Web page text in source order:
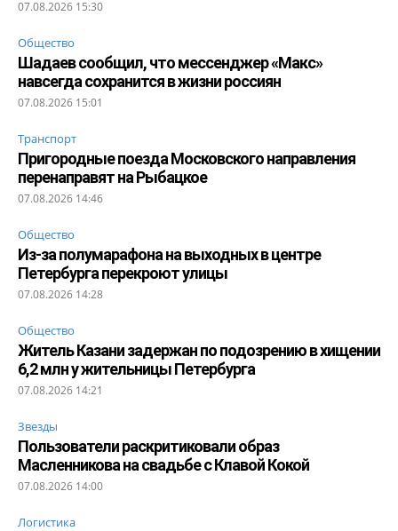
07.08.2026 15:30
Общество
Шадаев сообщил, что мессенджер «Макс»
навсегда сохранится в жизни россиян
07.08.2026 15:01
Транспорт
Пригородные поезда Московского направления
перенаправят на Рыбацкое
07.08.2026 14:46
Общество
Из-за полумарафона на выходных в центре
Петербурга перекроют улицы
07.08.2026 14:28
Общество
Житель Казани задержан по подозрению в хищении
6,2 млн у жительницы Петербурга
07.08.2026 14:21
Звезды
Пользователи раскритиковали образ
Масленникова на свадьбе с Клавой Кокой
07.08.2026 14:00
Логистика